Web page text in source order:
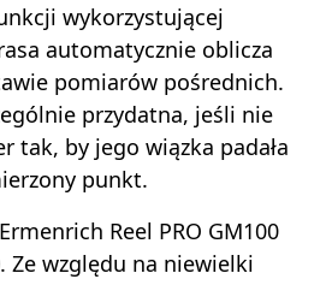
wykorzystującej
automatycznie oblicza
pomiarów pośrednich.
przydatna, jeśli nie
tak, by jego wiązka padała
punkt.
Reel PRO GM100
Ze względu na niewielki